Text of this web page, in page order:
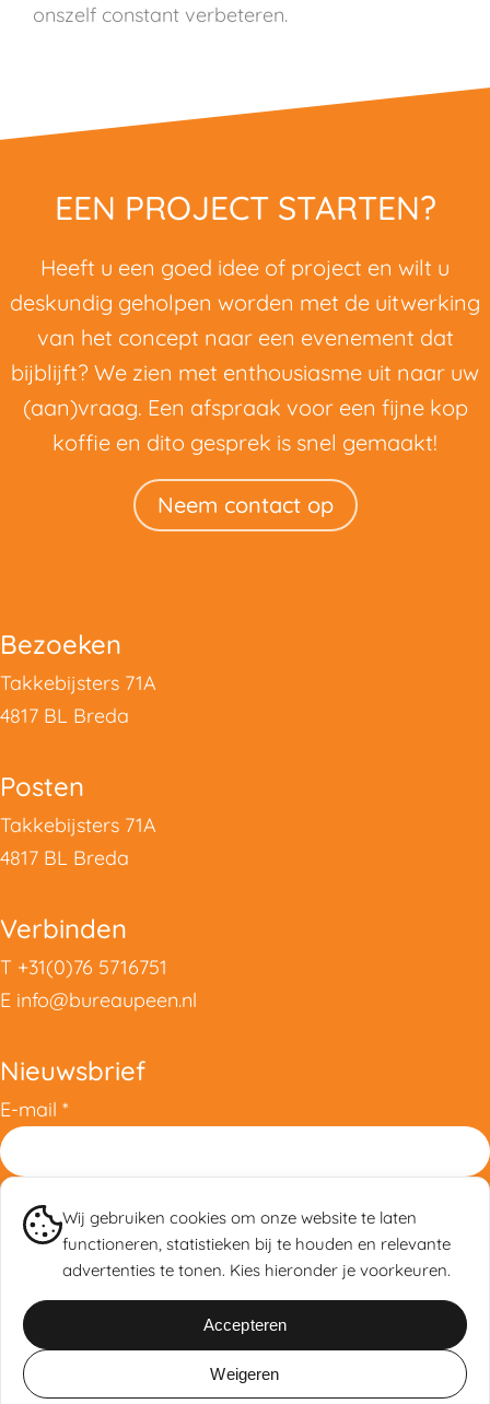
Wij gebruiken cookies om onze website te laten
functioneren, statistieken bij te houden en relevante
advertenties te tonen. Kies hieronder je voorkeuren.
Accepteren
Weigeren
onszelf constant verbeteren.
EEN PROJECT STARTEN?
Heeft u een goed idee of project en wilt u
deskundig geholpen worden met de uitwerking
van het concept naar een evenement dat
bijblijft? We zien met enthousiasme uit naar uw
(aan)vraag. Een afspraak voor een fijne kop
koffie en dito gesprek is snel gemaakt!
Neem contact op
Bezoeken
Takkebijsters 71A
4817 BL Breda
Posten
Takkebijsters 71A
4817 BL Breda
Verbinden
T +31(0)76 5716751
E info@bureaupeen.nl
Nieuwsbrief
E-mail *
© 2025 Bureau PEEN! | evenementen die bijblijven | Leveringsvoorwaarden
Privacyverklaring|